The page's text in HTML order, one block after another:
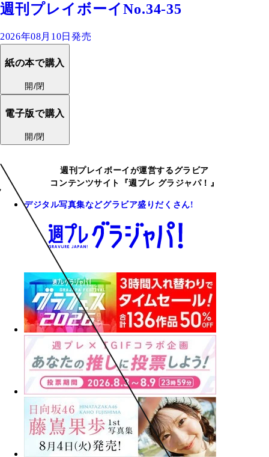
週刊プレイボーイNo.34-35
2026年08月10日発売
紙の本で購入
開/閉
電子版で購入
開/閉
週刊プレイボーイが運営するグラビア
コンテンツサイト『週プレ グラジャパ！』
デジタル写真集などグラビア盛りだくさん!